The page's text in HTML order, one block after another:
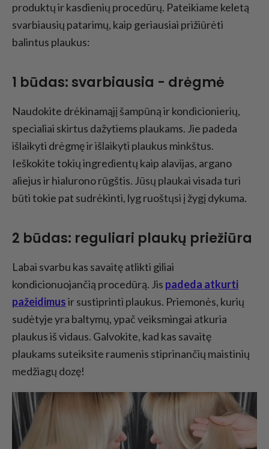
produktų ir kasdienių procedūrų. Pateikiame keletą
svarbiausių patarimų, kaip geriausiai prižiūrėti
balintus plaukus:
1 būdas: svarbiausia - drėgmė
Naudokite drėkinamąjį šampūną ir kondicionierių,
specialiai skirtus dažytiems plaukams. Jie padeda
išlaikyti drėgmę ir išlaikyti plaukus minkštus.
Ieškokite tokių ingredientų kaip alavijas, argano
aliejus ir hialurono rūgštis. Jūsų plaukai visada turi
būti tokie pat sudrėkinti, lyg ruoštųsi į žygį dykuma.
2 būdas: reguliari plaukų priežiūra
Labai svarbu kas savaitę atlikti giliai
kondicionuojančią procedūrą. Jis padeda atkurti
pažeidimusir sustiprinti plaukus. Priemonės, kurių
sudėtyje yra baltymų, ypač veiksmingai atkuria
plaukus iš vidaus. Galvokite, kad kas savaitę
plaukams suteiksite raumenis stiprinančių maistinių
medžiagų dozę!